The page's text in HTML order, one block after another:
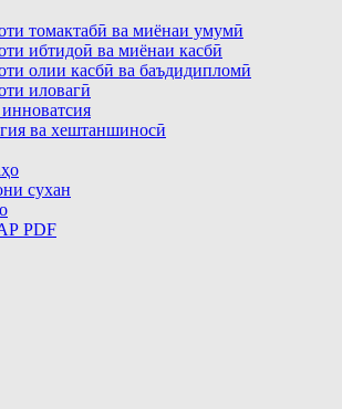
томактабӣ ва миёнаи умумӣ
ибтидоӣ ва миёнаи касбӣ
олии касбӣ ва баъдидипломӣ
иловагӣ
ва хештаншиносӣ
сухан
PDF